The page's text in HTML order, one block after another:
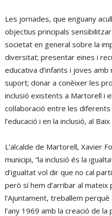
Les jornades, que enguany
objectius principals
societat en general sobre la
diversitat; presentar eines i
educativa d’infants i joves
suport; donar a conèixer les
inclusió existents a Martorell i
col·laboració entre les
l’educació i en la inclusió, al
L’alcalde de Martorell, Xavier
municipi, “la inclusió és la
d’igualtat vol dir que no cal
però sí hem d’arribar al mateix
l’Ajuntament, treballem
l’any 1969 amb la creació de